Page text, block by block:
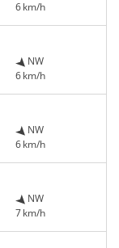
6 km/h
NW
6 km/h
NW
6 km/h
NW
7 km/h